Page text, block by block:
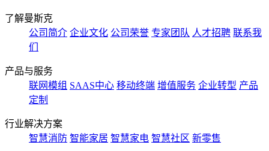
了解曼斯克
公司简介 企业文化 公司荣誉 专家团队 人才招聘 联系我
们
产品与服务
联网模组 SAAS中心 移动终端 增值服务 企业转型 产品
定制
行业解决方案
智慧消防 智能家居 智慧家电 智慧社区 新零售